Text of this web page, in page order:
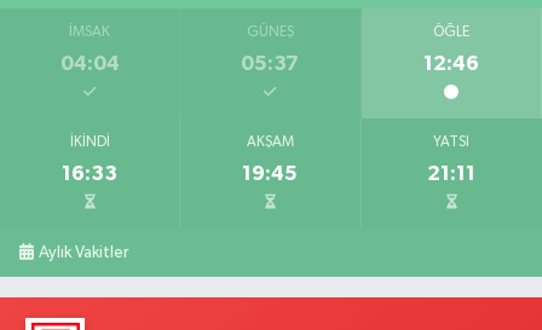
İMSAK
04:04
GÜNEŞ
05:37
ÖĞLE
12:46
İKINDI
16:33
AKŞAM
19:45
YATSI
21:11
Aylık Vakitler